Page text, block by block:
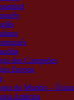
dos Campeões
Europa
do Mundo – Única
América